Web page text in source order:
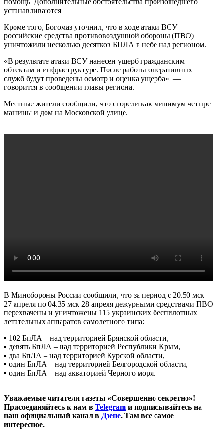
устанавливаются.
Кроме того, Богомаз уточнил, что в ходе атаки ВСУ
российские средства противовоздушной обороны (ПВО)
уничтожили несколько десятков БПЛА в небе над регионом.
«В результате атаки ВСУ нанесен ущерб гражданским
объектам и инфраструктуре. После работы оперативных
служб будут проведены осмотр и оценка ущерба», —
говорится в сообщении главы региона.
Местные жители сообщили, что сгорели как минимум четыре
машины и дом на Московской улице.
В Минобороны России сообщили, что за период с 20.50 мск
27 апреля по 04.35 мск 28 апреля дежурными средствами ПВО
перехвачены и уничтожены 115 украинских беспилотных
летательных аппаратов самолетного типа:
▪️ 102 БпЛА – над территорией Брянской области,
▪️ девять БпЛА – над территорией Республики Крым,
▪️ два БпЛА – над территорией Курской области,
▪️ один БпЛА – над территорией Белгородской области,
▪️ один БпЛА – над акваторией Черного моря.
Уважаемые читатели газеты «Совершенно секретно»!
Присоединяйтесь к нам в Telegram и подписывайтесь на
наш официальный канал в Дзене. Там все самое
интересное.